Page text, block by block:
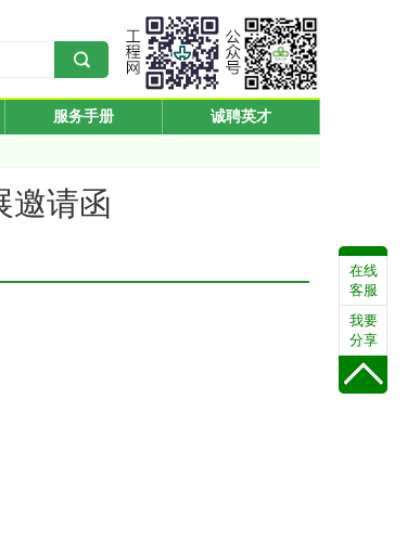
服务手册 诚聘英才
邀请函
在线
客服
我要
分享